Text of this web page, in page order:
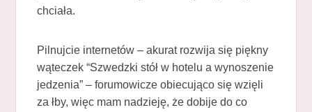
chciała.
Pilnujcie internetów – akurat rozwija się piękny
wąteczek “Szwedzki stół w hotelu a wynoszenie
jedzenia” – forumowicze obiecująco się wzięli
za łby, więc mam nadzieję, że dobije do co